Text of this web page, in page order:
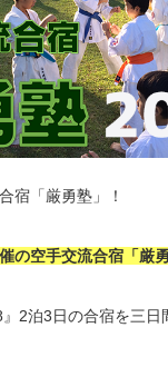
宿「厳勇塾」！
の空手交流合宿「厳
2泊3日の合宿を三日